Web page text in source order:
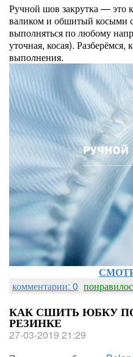
Ручной шов закрутка — это
валиком и обшитый косыми
выполняться по любому
уточная, косая). Разберёмся,
выполнения.
комментарии: 0
КАК СШИТЬ ЮБКУ
РЕЗИНКЕ
27-03-2019 21:29